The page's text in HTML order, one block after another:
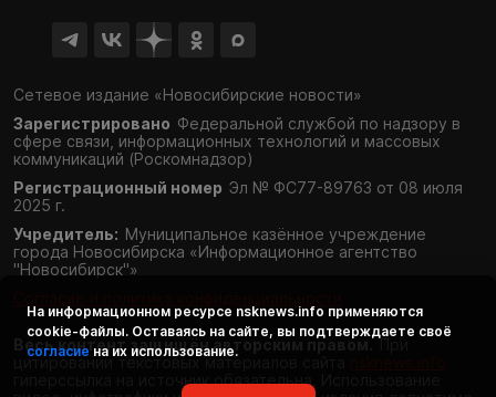
Сетевое издание «Новосибирские новости»
Зарегистрировано Федеральной службой по надзору в
сфере связи, информационных технологий и массовых
коммуникаций (Роскомнадзор)
Регистрационный номер Эл № ФС77-89763 от 08 июля
2025 г.
Учредитель: Муниципальное казённое учреждение
города Новосибирска «Информационное агентство
"Новосибирск"»
Весь контент защищён авторским правом. При
цитировании текстовых материалов сайта
гиперссылка на источник обязательна. Использование
На информационном ресурсе nsknews.info применяются
cookie-файлы. Оставаясь на сайте, вы подтверждаете своё
согласие на их использование.